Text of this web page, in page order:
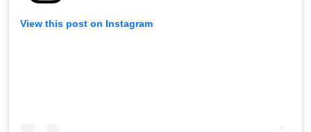
View this post on Instagram